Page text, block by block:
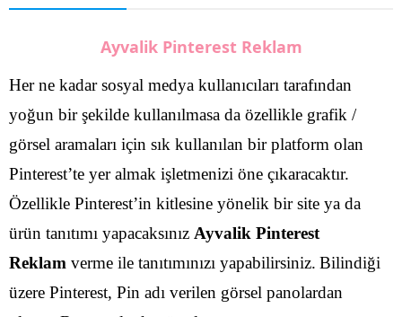
Ayvalik Pinterest Reklam
Her ne kadar sosyal medya kullanıcıları tarafından
yoğun bir şekilde kullanılmasa da özellikle grafik /
görsel aramaları için sık kullanılan bir platform olan
Pinterest’te yer almak işletmenizi öne çıkaracaktır.
Özellikle Pinterest’in kitlesine yönelik bir site ya da
ürün tanıtımı yapacaksınız Ayvalik Pinterest
Reklam verme ile tanıtımınızı yapabilirsiniz. Bilindiği
üzere Pinterest, Pin adı verilen görsel panolardan